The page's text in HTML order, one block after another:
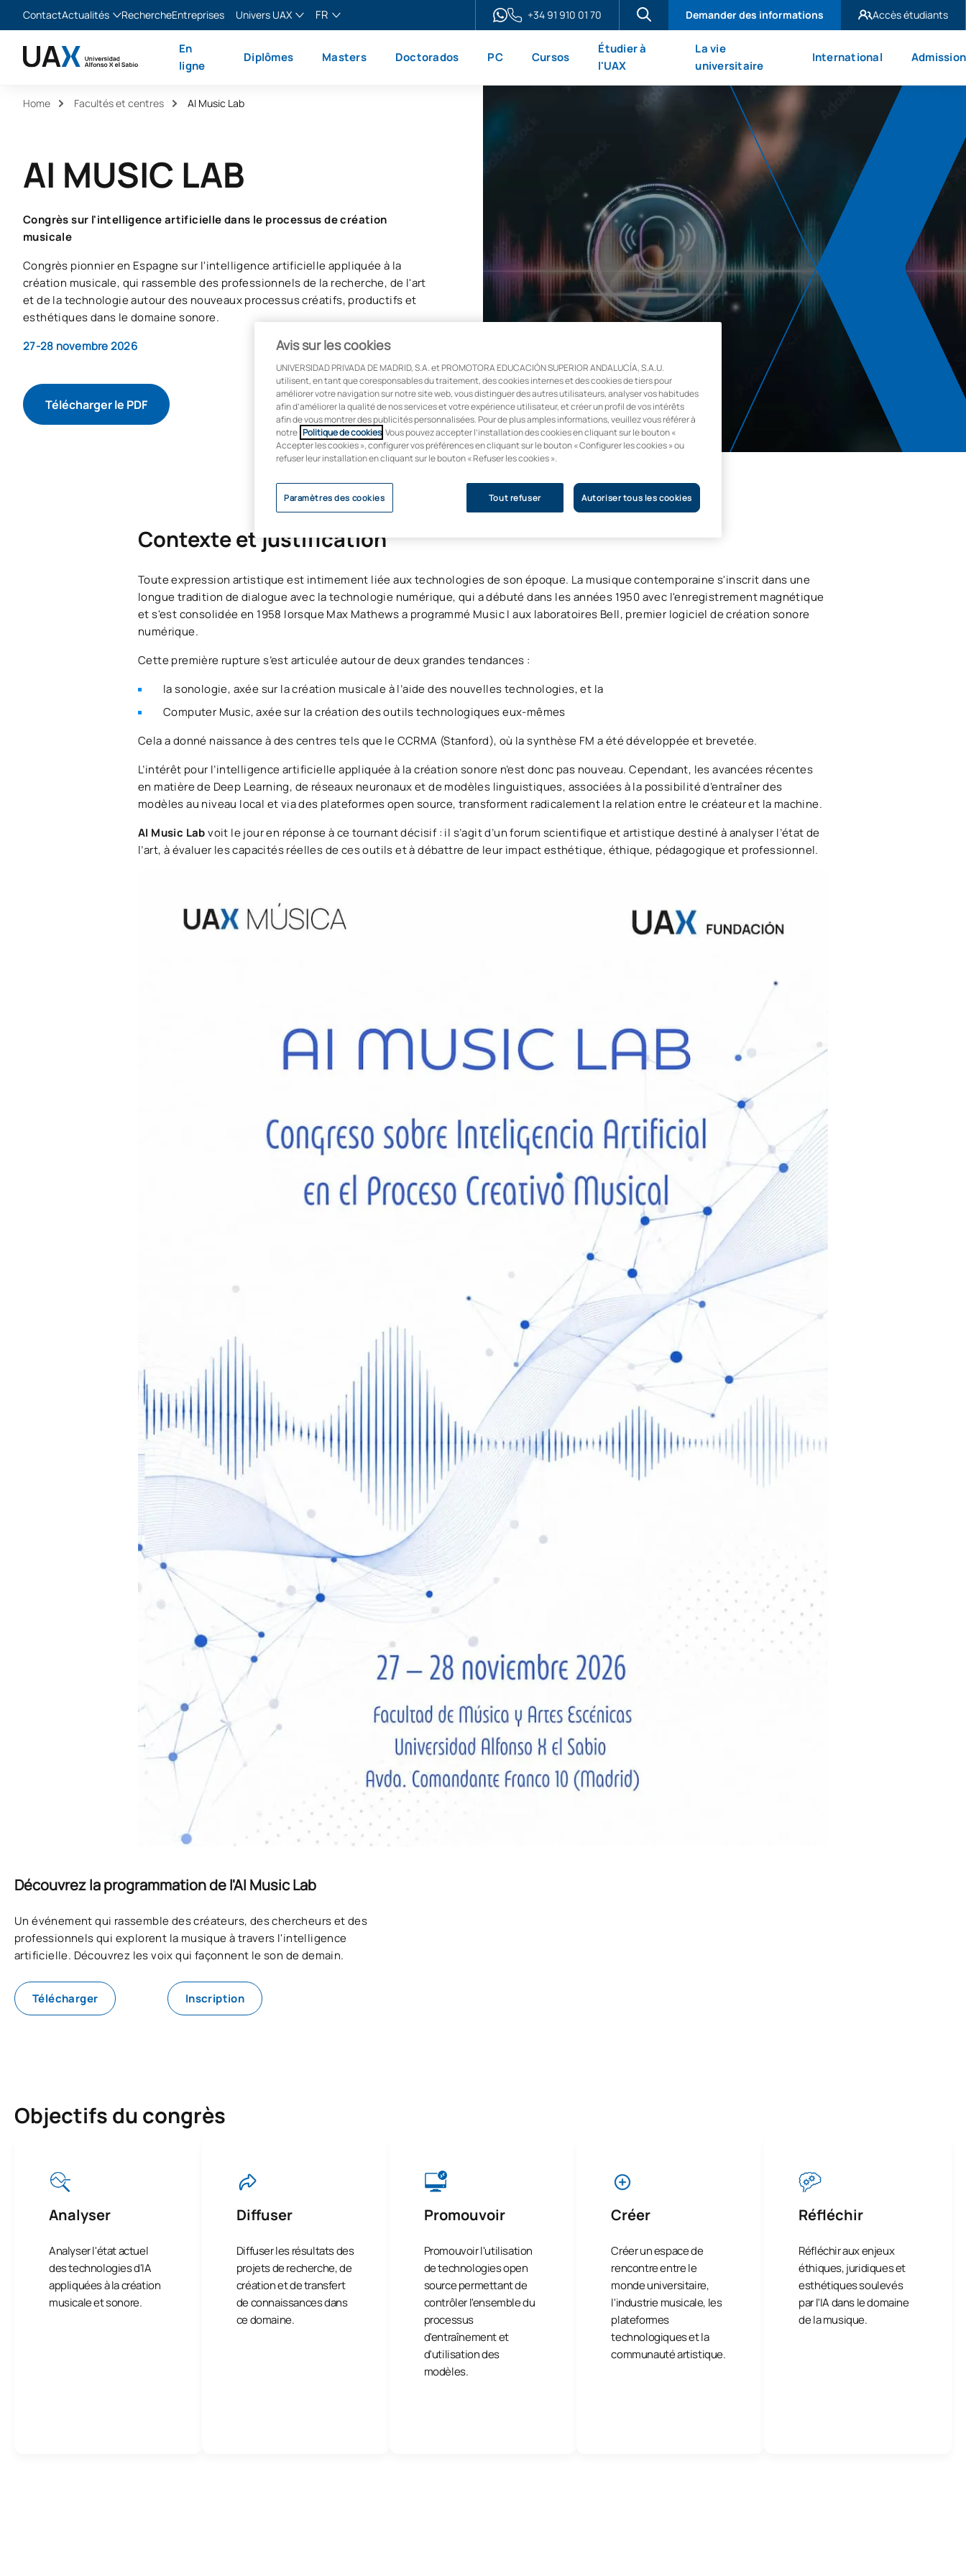
ContactActualités
Actualités
RechercheEntreprises
Univers UAX
FR
English
+34 91 910 01 70 Demander des informations
Accès étudiants
UAX Mare Nostrum
En
ligne
Diplômes Masters Doctorados PC Cursos
Étudier à
l'UAX
La vie
universitaire
International Admission
Home Facultés et centres AI Music Lab
AI MUSIC LAB
Congrès sur l'intelligence artificielle dans le processus de création
musicale
Congrès pionnier en Espagne sur l'intelligence artificielle appliquée à la
création musicale, qui rassemble des professionnels de la recherche, de l'art
et de la technologie autour des nouveaux processus créatifs, productifs et
esthétiques dans le domaine sonore.
27-28 novembre 2026
Télécharger le PDF
Contexte et justification
Toute expression artistique est intimement liée aux technologies de son époque. La musique contemporaine s'inscrit dans une
longue tradition de dialogue avec la technologie numérique, qui a débuté dans les années 1950 avec l'enregistrement magnétique
et s'est consolidée en 1958 lorsque Max Mathews a programmé Music I aux laboratoires Bell, premier logiciel de création sonore
numérique.
Cette première rupture s’est articulée autour de deux grandes tendances :
la sonologie, axée sur la création musicale à l’aide des nouvelles technologies, et la
Computer Music, axée sur la création des outils technologiques eux-mêmes
Cela a donné naissance à des centres tels que le CCRMA (Stanford), où la synthèse FM a été développée et brevetée.
L’intérêt pour l’intelligence artificielle appliquée à la création sonore n’est donc pas nouveau. Cependant, les avancées récentes
en matière de Deep Learning, de réseaux neuronaux et de modèles linguistiques, associées à la possibilité d’entraîner des
modèles au niveau local et via des plateformes open source, transforment radicalement la relation entre le créateur et la machine.
AI Music Labvoit le jour en réponse à ce tournant décisif : il s’agit d’un forum scientifique et artistique destiné à analyser l’état de
l’art, à évaluer les capacités réelles de ces outils et à débattre de leur impact esthétique, éthique, pédagogique et professionnel.
Découvrez la programmation de l'AI Music Lab
Un événement qui rassemble des créateurs, des chercheurs et des
professionnels qui explorent la musique à travers l'intelligence
artificielle. Découvrez les voix qui façonnent le son de demain.
Télécharger Inscription
Objectifs du congrès
Analyser
Analyser l'état actuel
des technologies d'IA
appliquées à la création
musicale et sonore.
Diffuser
Diffuser les résultats des
projets de recherche, de
création et de transfert
de connaissances dans
ce domaine.
Promouvoir
Promouvoir l'utilisation
de technologies open
source permettant de
contrôler l'ensemble du
processus
d'entraînement et
d'utilisation des
modèles.
Créer
Créer un espace de
rencontre entre le
monde universitaire,
l'industrie musicale, les
plateformes
technologiques et la
communauté artistique.
Réfléchir
Réfléchir aux enjeux
éthiques, juridiques et
esthétiques soulevés
par l'IA dans le domaine
de la musique.
Avis sur les cookies
UNIVERSIDAD PRIVADA DE MADRID, S.A. et PROMOTORA EDUCACIÓN SUPERIOR ANDALUCÍA, S.A.U.
utilisent, en tant que coresponsables du traitement, des cookies internes et des cookies de tiers pour
améliorer votre navigation sur notre site web, vous distinguer des autres utilisateurs, analyser vos habitudes
afin d’améliorer la qualité de nos services et votre expérience utilisateur, et créer un profil de vos intérêts
afin de vous montrer des publicités personnalisées. Pour de plus amples informations, veuillez vous référer à
notre Politique de cookies . Vous pouvez accepter l’installation des cookies en cliquant sur le bouton «
Accepter les cookies », configurer vos préférences en cliquant sur le bouton « Configurer les cookies » ou
refuser leur installation en cliquant sur le bouton « Refuser les cookies ».
Tout refuser Autoriser tous les cookies
Paramètres des cookies